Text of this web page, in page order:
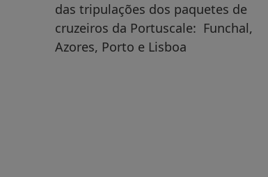
das tripulações dos paquetes de
cruzeiros da Portuscale: Funchal,
Azores, Porto e Lisboa